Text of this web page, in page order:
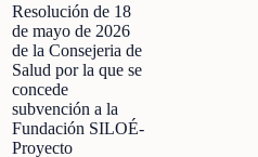
Resolución de 18
de mayo de 2026
de la Consejeria de
Salud por la que se
concede
subvención a la
Fundación SILOÉ-
Proyecto